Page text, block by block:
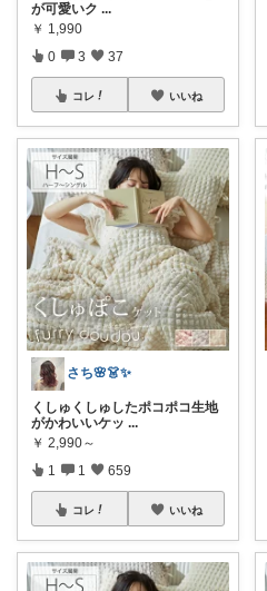
が可愛いク ...
￥ 1,990
0 3 37
コレ いいね
さち🌸👗✨
くしゅくしゅしたポコポコ生地
がかわいいケッ ...
￥ 2,990～
1 1 659
コレ いいね